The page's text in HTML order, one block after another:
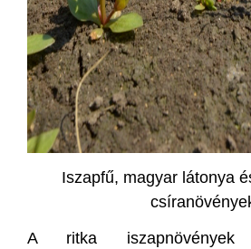
Iszapfű, magyar látonya
A ritka iszapnövények